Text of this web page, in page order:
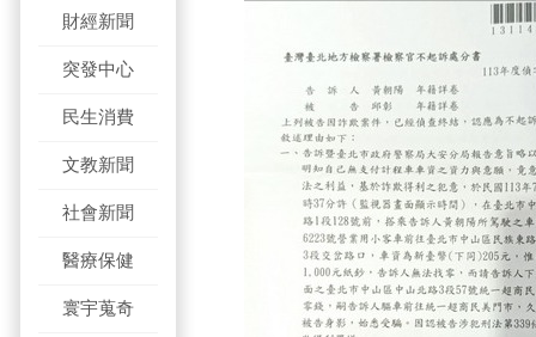
財經新聞
突發中心
民生消費
文教新聞
社會新聞
醫療保健
寰宇蒐奇